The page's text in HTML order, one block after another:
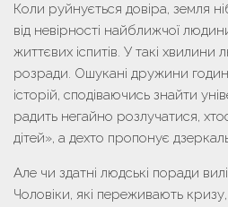
Коли руйнується довіра, земля
від невірності найближчої
життєвих іспитів. У такі
розради. Ошукані дружини
історій, сподіваючись знайти
радить негайно розлучатися,
дітей», а дехто пропонує
Але чи здатні людські поради
Чоловіки, які переживають